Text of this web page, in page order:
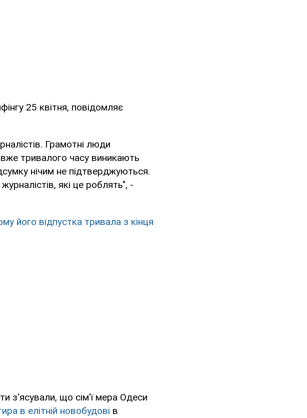
25 квітня, повідомляє
Грамотні люди
тривалого часу виникають
нічим не підтверджуються.
які це роблять", -
його відпустка тривала з кінця
з'ясували, що сім'ї мера Одеси
в елітній новобудові в